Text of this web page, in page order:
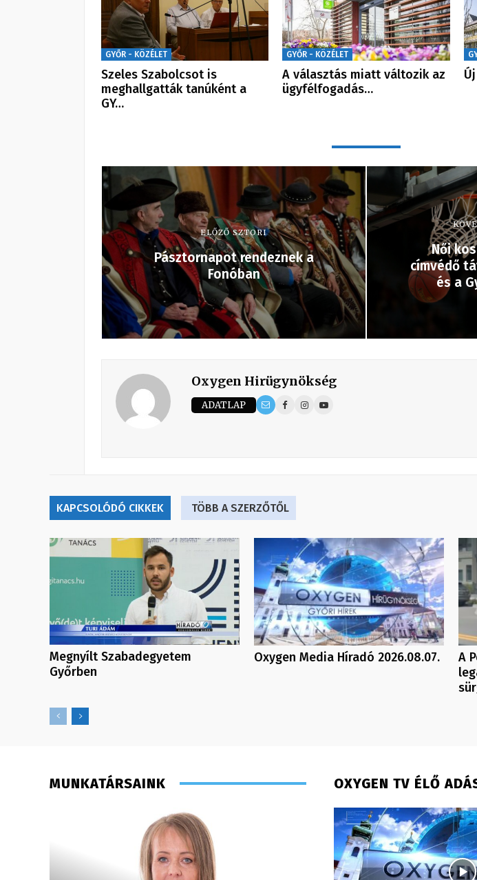
GYŐR - KÖZÉLET
Szeles Szabolcsot is
meghallgatták tanúként a
GY…
GYŐR - KÖZÉLET
A választás miatt változik az
ügyfélfogadás…
ELŐZŐ SZTORI
Pásztornapot rendeznek a
Fonóban
Női
címvédő
és a
Oxygen Hirügynökség
ADATLAP
KAPCSOLÓDÓ CIKKEK TÖBB A SZERZŐTŐL
Megnyílt Szabadegyetem
Győrben
Oxygen Media Híradó 2026.08.07.
A
MUNKATÁRSAINK OXYGEN TV ÉLŐ